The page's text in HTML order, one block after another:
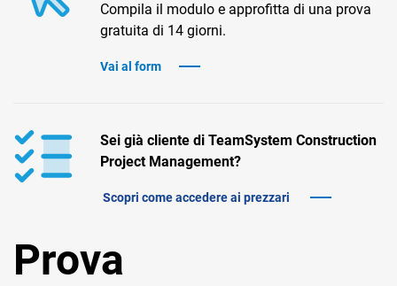
Trust Services
TeamSystem Corporate
Compila il modulo e approfitta di una prova
gratuita di 14 giorni.
Vai al form
Sei già cliente di TeamSystem Construction
Project Management?
Scopri come accedere ai prezzari
Prova